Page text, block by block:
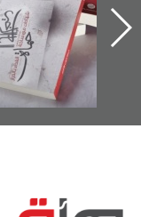
اعتصام الدراز
وأحداث ساحة
الفداء لمركز أوال
للدراسات والتوثيق